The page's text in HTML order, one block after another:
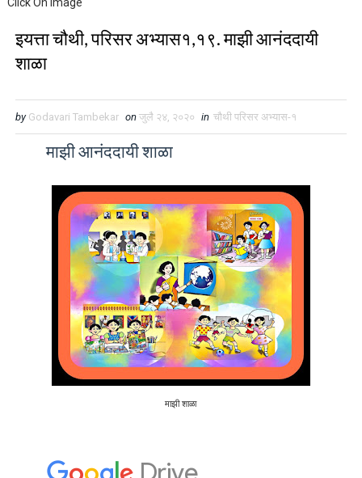
इयत्ता चौथी, परिसर अभ्यास१,१९. माझी आनंददायी
शाळा
by Godavari Tambekar on जुलै २४, २०२० in चौथी परिसर अभ्यास-१
माझी आनंददायी शाळा
माझी शाळा